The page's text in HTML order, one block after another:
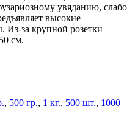
увяданию, слабо
высокие
Из-за крупной розетки
см.
, 500 гр., 1 кг., 500 шт., 1000